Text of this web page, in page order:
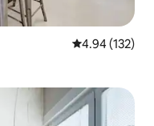
5 ರಲ್ಲಿ 4.94
4.94 (132)